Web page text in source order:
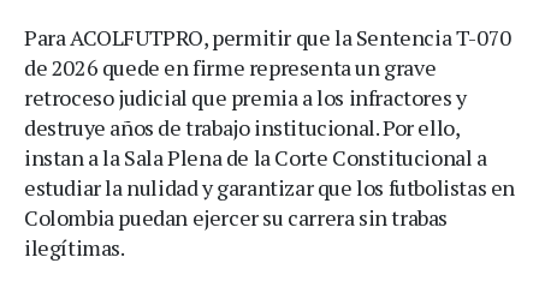
Para ACOLFUTPRO, permitir que la Sentencia T-070
de 2026 quede en firme representa un grave
retroceso judicial que premia a los infractores y
destruye años de trabajo institucional. Por ello,
instan a la Sala Plena de la Corte Constitucional a
estudiar la nulidad y garantizar que los futbolistas en
Colombia puedan ejercer su carrera sin trabas
ilegítimas.